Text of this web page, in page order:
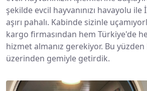
şekilde evcil hayvanınızı havayolu
aşırı pahalı. Kabinde sizinle
kargo firmasından hem Türkiye'de
hizmet almanız gerekiyor. Bu
üzerinden gemiyle getirdik.